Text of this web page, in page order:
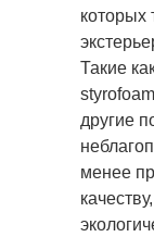
которых
Такие
другие
менее